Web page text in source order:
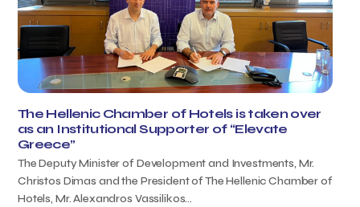
The Hellenic Chamber of Hotels is taken over
as an Institutional Supporter of “Elevate
Greece”
The Deputy Minister of Development and Investments, Mr.
Christos Dimas and the President of The Hellenic Chamber of
Hotels, Mr. Alexandros Vassilikos...